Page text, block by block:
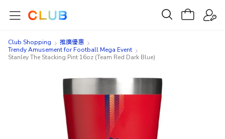
Club Shopping
推廣優惠
Trendy Amusement for Football Mega Event
Stanley The Stacking Pint 16oz (Team Red Dark Blue)